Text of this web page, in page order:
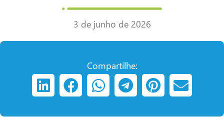
3 de junho de 2026
Compartilhe: